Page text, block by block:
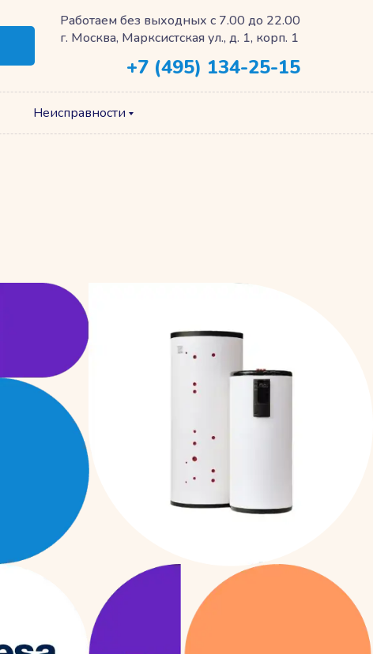
Работаем без выходных с 7.00 до 22.00
г. Москва, Марксистская ул., д. 1, корп. 1
+7 (495) 134-25-15
Неисправности